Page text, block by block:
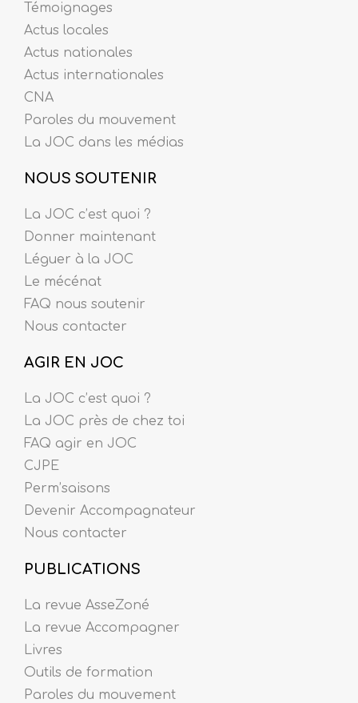
Témoignages
Actus locales
Actus nationales
Actus internationales
CNA
Paroles du mouvement
La JOC dans les médias
NOUS SOUTENIR
La JOC c’est quoi ?
Donner maintenant
Léguer à la JOC
Le mécénat
FAQ nous soutenir
Nous contacter
AGIR EN JOC
La JOC c’est quoi ?
La JOC près de chez toi
FAQ agir en JOC
CJPE
Perm’saisons
Devenir Accompagnateur
Nous contacter
PUBLICATIONS
La revue AsseZoné
La revue Accompagner
Livres
Outils de formation
Paroles du mouvement